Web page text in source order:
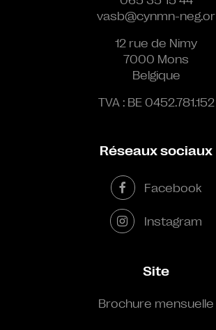
vasb@cynmn-neg.or
12 rue de Nimy
7000 Mons
Belgique
TVA : BE 0452.781.152
Réseaux sociaux
Facebook
Instagram
Site
Brochure mensuelle